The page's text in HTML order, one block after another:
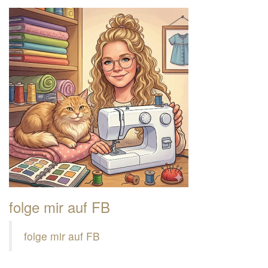
folge mir auf FB
folge mir auf FB